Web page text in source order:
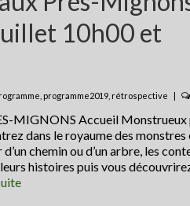
10h00 et
programme2019, rétrospective |
MIGNONS Accueil Monstrueux
dans le royaume des monstres
chemin ou d’un arbre, les
histoires puis vous